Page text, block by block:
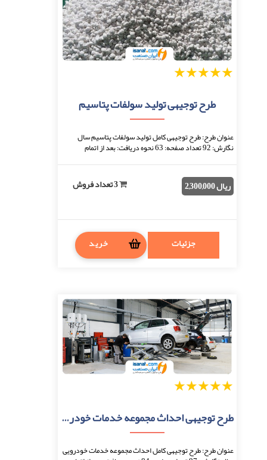
5
4
3
2
طرح توجیهی تولید سولفات پتاسیم
عنوان طرح: طرح توجیهی کامل تولید سولفات پتاسیم سال
نگارش: 92 تعداد صفحه: 63 نحوه دریافت: بعد از اتمام
ریال 2,300,000
جزئیات خرید
5
4
3
2
طرح توجیهی احداث مجموعه خدمات خودرویی
عنوان طرح: طرح توجیهی کامل احداث مجموعه خدمات خودرویی